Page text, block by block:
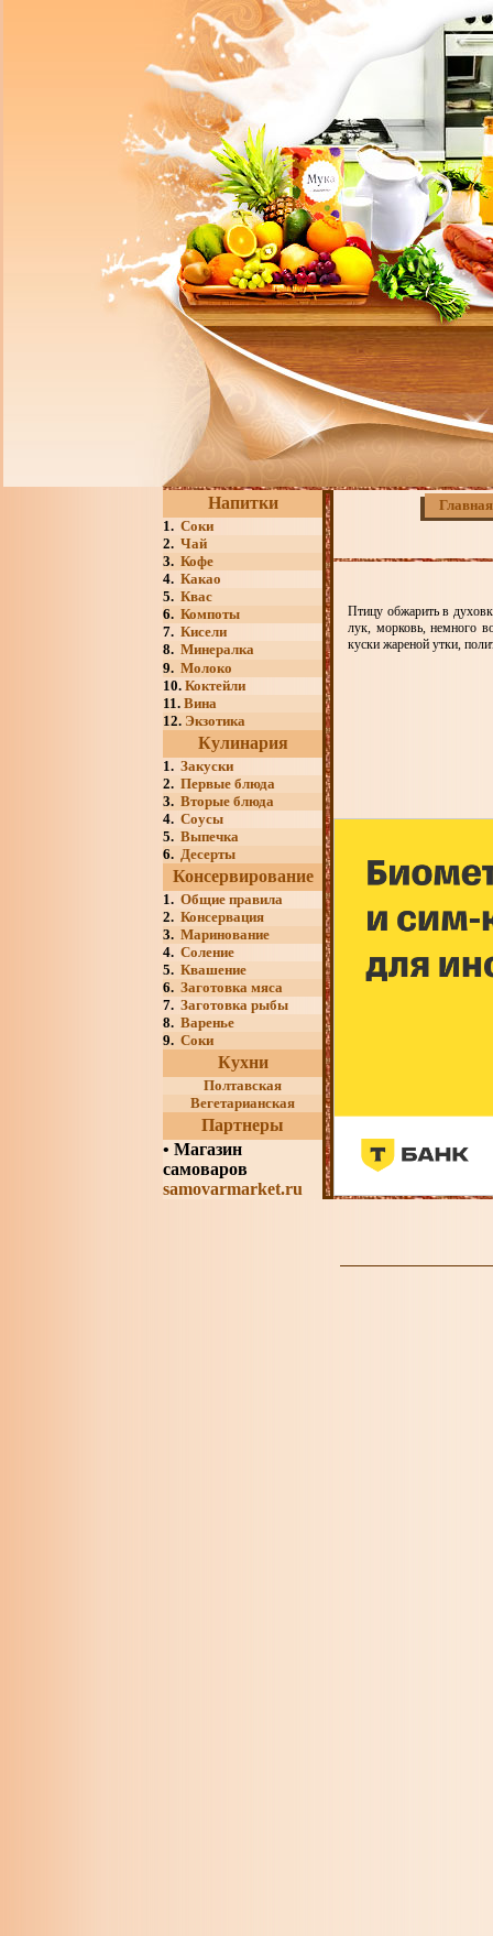
Напитки
1. Соки
2. Чай
3. Кофе
4. Какао
5. Квас
6. Компоты
7. Кисели
8. Минералка
9. Молоко
10. Коктейли
11. Вина
12. Экзотика
Кулинария
1. Закуски
2. Первые блюда
3. Вторые блюда
4. Соусы
5. Выпечка
6. Десерты
Консервирование
1. Общие правила
2. Консервация
3. Маринование
4. Соление
5. Квашение
6. Заготовка мяса
7. Заготовка рыбы
8. Варенье
9. Соки
Кухни
Полтавская
Вегетарианская
Партнеры
• Магазин
самоваров
samovarmarket.ru
Главная
Птицу обжарить в
лук, морковь, немного
куски жареной утки,